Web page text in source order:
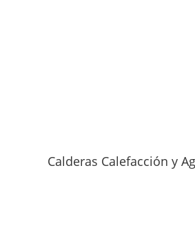
Calderas Calefacción y